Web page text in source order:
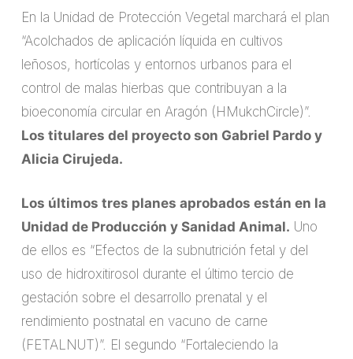
En la Unidad de Protección Vegetal marchará el plan
“Acolchados de aplicación líquida en cultivos
leñosos, hortícolas y entornos urbanos para el
control de malas hierbas que contribuyan a la
bioeconomía circular en Aragón (HMukchCircle)”.
Los titulares del proyecto son Gabriel Pardo y
Alicia Cirujeda.
Los últimos tres planes aprobados están en la
Unidad de Producción y Sanidad Animal. Uno
de ellos es “Efectos de la subnutrición fetal y del
uso de hidroxitirosol durante el último tercio de
gestación sobre el desarrollo prenatal y el
rendimiento postnatal en vacuno de carne
(FETALNUT)”. El segundo “Fortaleciendo la